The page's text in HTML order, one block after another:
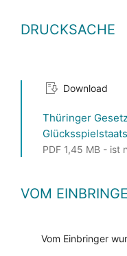
DRUCKSACHE
Download
Thüringer
PDF 1,45 MB - ist
VOM
Vom Einbringer